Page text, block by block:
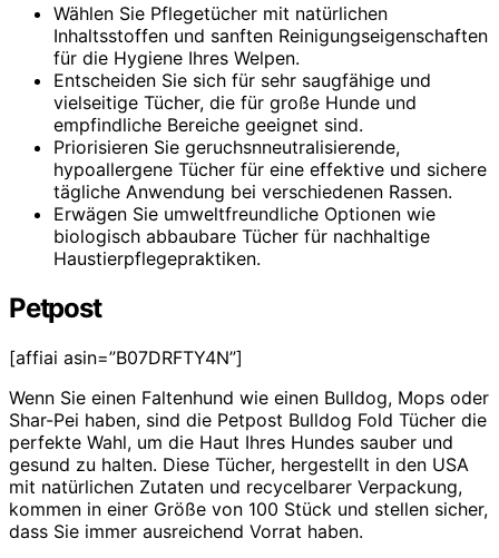
Wählen Sie Pflegetücher mit natürlichen
Inhaltsstoffen und sanften Reinigungseigenschaften
für die Hygiene Ihres Welpen.
Entscheiden Sie sich für sehr saugfähige und
vielseitige Tücher, die für große Hunde und
empfindliche Bereiche geeignet sind.
Priorisieren Sie geruchsnneutralisierende,
hypoallergene Tücher für eine effektive und sichere
tägliche Anwendung bei verschiedenen Rassen.
Erwägen Sie umweltfreundliche Optionen wie
biologisch abbaubare Tücher für nachhaltige
Haustierpflegepraktiken.
Petpost
[affiai asin=”B07DRFTY4N”]
Wenn Sie einen Faltenhund wie einen Bulldog, Mops oder
Shar-Pei haben, sind die Petpost Bulldog Fold Tücher die
perfekte Wahl, um die Haut Ihres Hundes sauber und
gesund zu halten. Diese Tücher, hergestellt in den USA
mit natürlichen Zutaten und recycelbarer Verpackung,
kommen in einer Größe von 100 Stück und stellen sicher,
dass Sie immer ausreichend Vorrat haben.